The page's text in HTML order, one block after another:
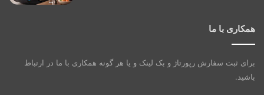
همکاری با ما
برای ثبت سفارش رپورتاژ و بک لینک و یا هر گونه همکاری با ما در ارتباط
باشید.